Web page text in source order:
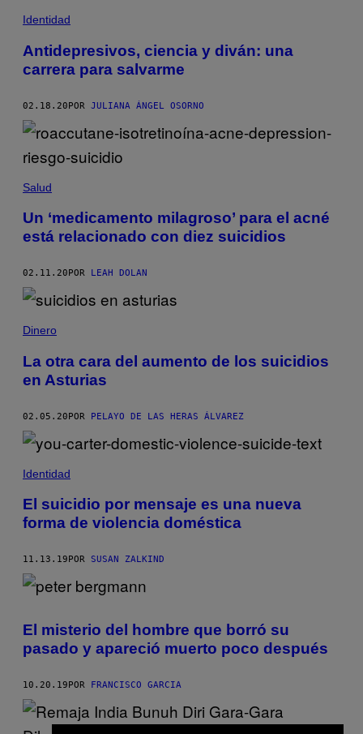
Identidad
Antidepresivos, ciencia y diván: una
carrera para salvarme
02.18.20POR JULIANA ÁNGEL OSORNO
Salud
Un ‘medicamento milagroso’ para el acné
está relacionado con diez suicidios
02.11.20 POR LEAH DOLAN
Dinero
La otra cara del aumento de los suicidios
en Asturias
02.05.20POR PELAYO DE LAS HERAS ÁLVAREZ
Identidad
El suicidio por mensaje es una nueva
forma de violencia doméstica
11.13.19 POR SUSAN ZALKIND
El misterio del hombre que borró su
pasado y apareció muerto poco después
10.20.19POR FRANCISCO GARCIA